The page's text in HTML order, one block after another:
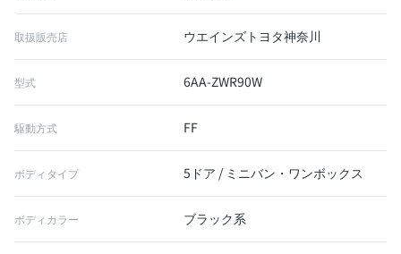
取扱販売店 ウエインズトヨタ神奈川
型式 6AA-ZWR90W
駆動方式 FF
ボディタイプ 5ドア / ミニバン・ワンボックス
ボディカラー ブラック系